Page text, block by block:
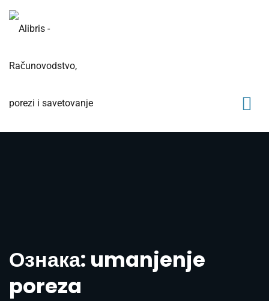
Ознака: umanjenje
poreza